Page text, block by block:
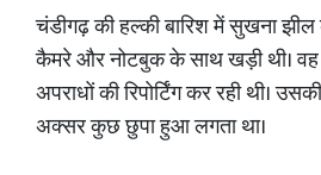
चंडीगढ़ की हल्की बारिश में सुखना
कैमरे और नोटबुक के साथ खड़ी थी।
अपराधों की रिपोर्टिंग कर रही थी।
अक्सर कुछ छुपा हुआ लगता था।